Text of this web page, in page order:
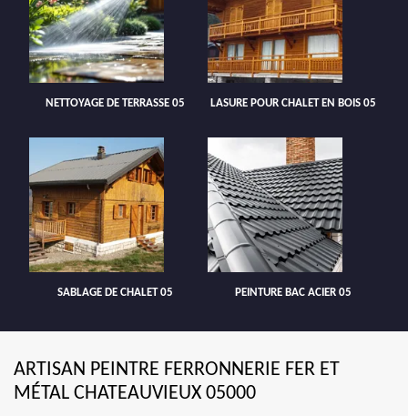
NETTOYAGE DE TERRASSE 05 LASURE POUR CHALET EN BOIS 05
SABLAGE DE CHALET 05 PEINTURE BAC ACIER 05
ARTISAN PEINTRE FERRONNERIE FER ET
MÉTAL CHATEAUVIEUX 05000